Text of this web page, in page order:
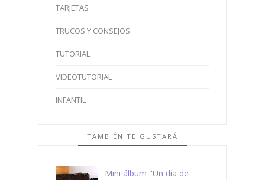
TARJETAS
TRUCOS Y CONSEJOS
TUTORIAL
VIDEOTUTORIAL
INFANTIL
TAMBIÉN TE GUSTARÁ
Mini álbum "Un día de